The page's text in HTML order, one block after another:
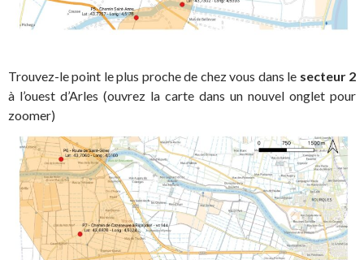
Trouvez-le point le plus proche de chez vous dans le secteur 2
à l’ouest d’Arles (ouvrez la carte dans un nouvel onglet pour
zoomer)